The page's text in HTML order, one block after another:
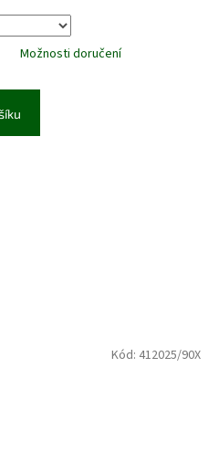
Možnosti doručení
Kód: 412025/90X